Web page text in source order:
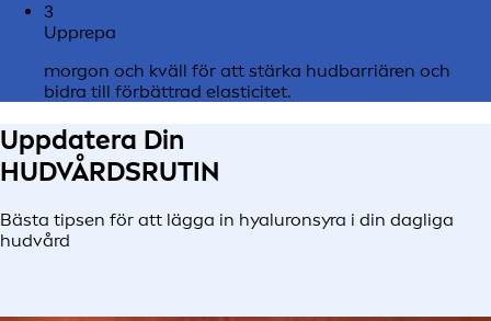
3
Upprepa
morgon och kväll för att stärka hudbarriären och
bidra till förbättrad elasticitet.
Uppdatera Din
HUDVÅRDSRUTIN
Bästa tipsen för att lägga in hyaluronsyra i din dagliga
hudvård